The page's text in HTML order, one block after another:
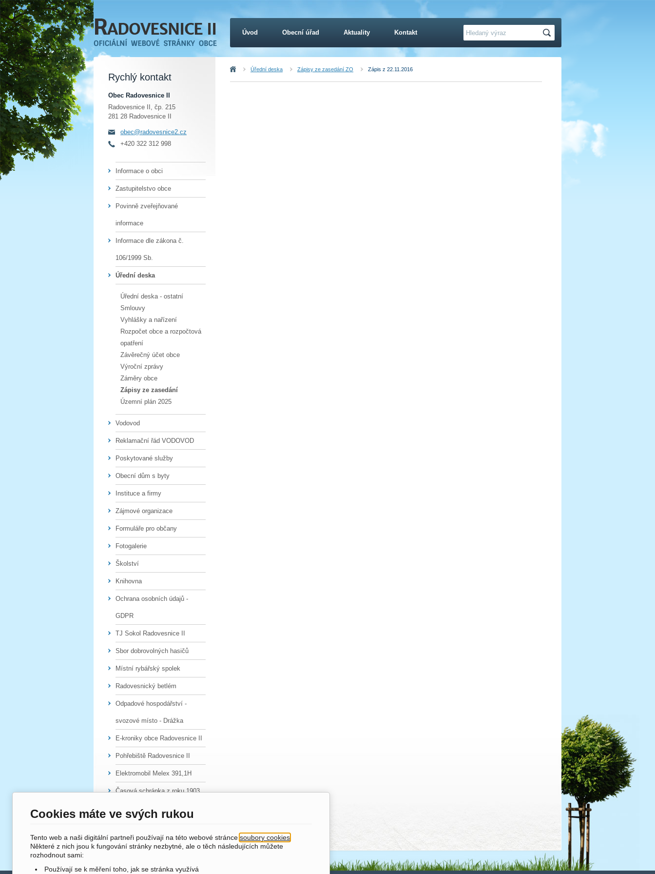
Úvod Úřední deska Zápisy ze zasedání ZO Zápis z 22.11.2016
Rychlý kontakt
Obec Radovesnice II
Radovesnice II, čp. 215
281 28 Radovesnice II
obec@radovesnice2.cz
+420 322 312 998
Informace o obci
Zastupitelstvo obce
Povinně zveřejňované
informace
Informace dle zákona č.
106/1999 Sb.
Úřední deska
Úřední deska - ostatní
Smlouvy
Vyhlášky a nařízení
Rozpočet obce a rozpočtová
opatření
Závěrečný účet obce
Výroční zprávy
Záměry obce
Zápisy ze zasedání
Územní plán 2025
Vodovod
Reklamační řád VODOVOD
Poskytované služby
Obecní dům s byty
Instituce a firmy
Zájmové organizace
Formuláře pro občany
Fotogalerie
Školství
Knihovna
Ochrana osobních údajů -
GDPR
TJ Sokol Radovesnice II
Sbor dobrovolných hasičů
Místní rybářský spolek
Radovesnický betlém
Odpadové hospodářství -
svozové místo - Drážka
E-kroniky obce Radovesnice II
Pohřebiště Radovesnice II
Elektromobil Melex 391,1H
Časová schránka z roku 1903
Hledat
Úvod Obecní úřad Aktuality Kontakt
Cookies máte ve svých rukou
Tento web a naši digitální partneři používají na této webové stránce soubory cookies
Některé z nich jsou k fungování stránky nezbytné, ale o těch následujících můžete
rozhodnout sami:
Používají se k měření toho, jak se stránka využívá